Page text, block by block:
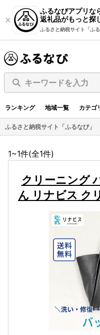
ふるなびアプリな
返礼品がもっと探
ふるさと納税サイト「ふる
キーワードを入力
ランキング 地域一覧 カテゴ
ふるさと納税サイト「ふるなび」
1~1件(全1件)
クリーニング
ん リナビス ク